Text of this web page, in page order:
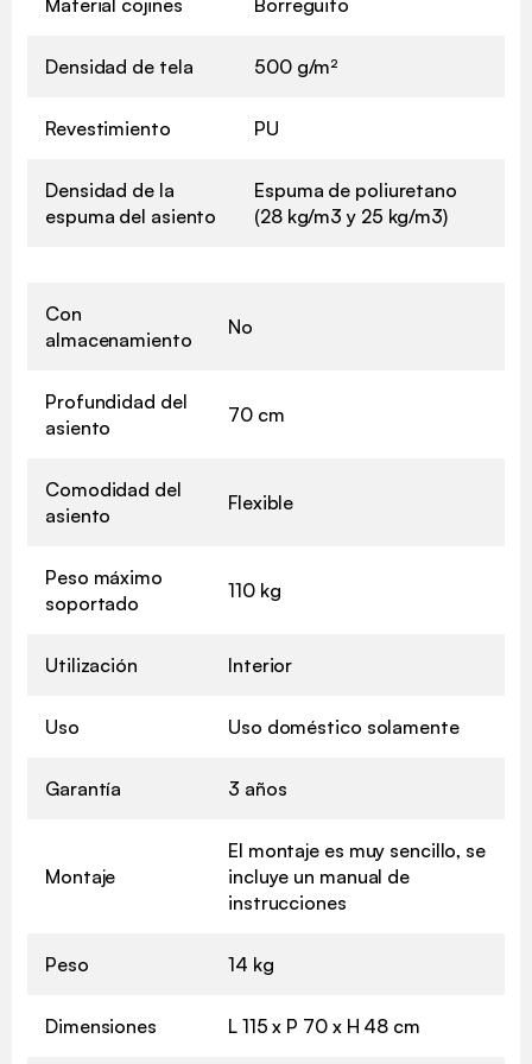
Material cojines Borreguito
Densidad de tela 500 g/m²
Revestimiento PU
Densidad de la
espuma del asiento
Espuma de poliuretano
(28 kg/m3 y 25 kg/m3)
Con
almacenamiento
No
Profundidad del
asiento
70 cm
Comodidad del
asiento
Flexible
Peso máximo
soportado
110 kg
Utilización Interior
Uso Uso doméstico solamente
Garantía 3 años
Montaje
El montaje es muy sencillo, se
incluye un manual de
instrucciones
Peso 14 kg
Dimensiones L 115 x P 70 x H 48 cm